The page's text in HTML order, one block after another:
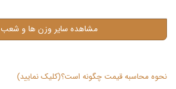
مشاهده سایر وزن ها و شعب
نحوه محاسبه قیمت چگونه است؟(کلیک نمایید)